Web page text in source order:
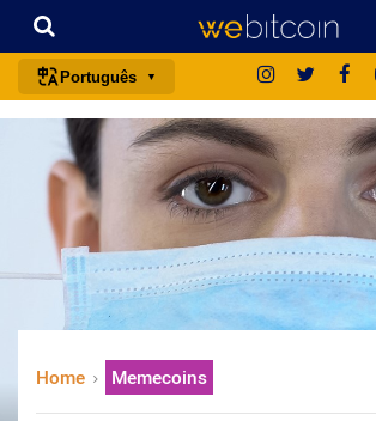
Português
português (BR)
english
español
italiano
deutsch
中文
Home Memecoins